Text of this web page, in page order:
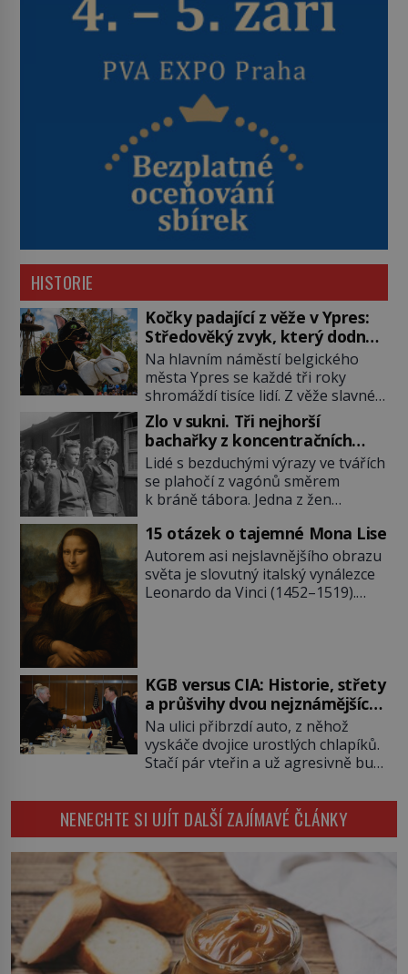
HISTORIE
Kočky padající z věže v Ypres:
Středověký zvyk, který dodnes
budí rozpaky
Na hlavním náměstí belgického
města Ypres se každé tři roky
shromáždí tisíce lidí. Z věže slavné
tržnice létají do davu kočky, diváci
jásají a snaží se je chytit. Naštěstí
už nejde o živá zvířata, ale jenom o
plyšové suvenýry. Kdysi to ale bylo
jinak. Tato veselá podívaná
připomíná jeden z nejpodivnějších
a zároveň nejkrutějších zvyků […]
Zlo v sukni. Tři nejhorší
bachařky z koncentračních
táborů
Lidé s bezduchými výrazy ve tvářích
se plahočí z vagónů směrem
k bráně tábora. Jedna z žen
jejich oči se setkají. Místo soucitu
však přichází gesto, které
nebožačku posílá rovnou do
plynové komory. Jména jako Rudolf
15 otázek o tajemné Mona Lise
Autorem asi nejslavnějšího obrazu
světa je slovutný italský vynálezce
Leonardo da Vinci (1452–1519).
pověsil Napoleon? Samotný císař
Napoleon Bonaparte (1769–1821)
má pro malbu slabost, a tak si ji
ještě jako první konzul přemístí do
své ložnice v Tuilerisjkém […]
KGB versus CIA: Historie, střety
a průšvihy dvou nejznámějších
tajných služeb historie
Na ulici přibrzdí auto, z něhož
vyskáče dvojice urostlých chlapíků.
Stačí pár vteřin a už agresivně buší
vlečou nebožáka do auta, a pak už
ho nikdy nikdo nespatří. Dostal se
totiž do rukou všemocné KGB. Jako
sourozenci, kteří si nemohou přijít
na jméno. Neustále se předhání v
plánování sabotáží, […]
NENECHTE SI UJÍT DALŠÍ ZAJÍMAVÉ ČLÁNKY